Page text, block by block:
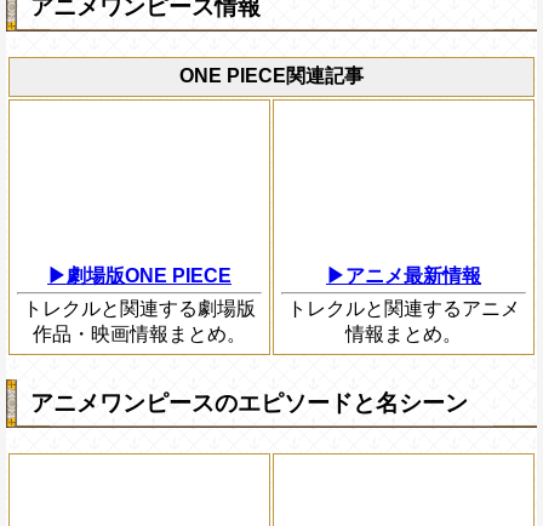
アニメワンピース情報
ONE PIECE関連記事
▶劇場版ONE PIECE
トレクルと関連する劇場版
作品・映画情報まとめ。
▶アニメ最新情報
トレクルと関連するアニメ
情報まとめ。
アニメワンピースのエピソードと名シーン